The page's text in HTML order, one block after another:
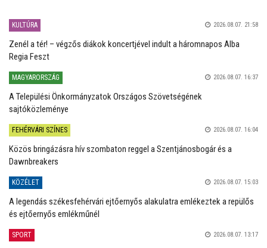
KULTÚRA 2026.08.07. 21:58
Zenél a tér! – végzős diákok koncertjével indult a háromnapos Alba
Regia Feszt
MAGYARORSZÁG 2026.08.07. 16:37
A Települési Önkormányzatok Országos Szövetségének
sajtóközleménye
FEHÉRVÁRI SZÍNES 2026.08.07. 16:04
Közös bringázásra hív szombaton reggel a Szentjánosbogár és a
Dawnbreakers
KÖZÉLET 2026.08.07. 15:03
A legendás székesfehérvári ejtőernyős alakulatra emlékeztek a repülős
és ejtőernyős emlékműnél
SPORT 2026.08.07. 13:17